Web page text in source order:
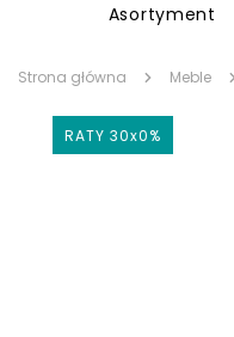
Asortyment
Strona główna Meble
RATY 30x0%